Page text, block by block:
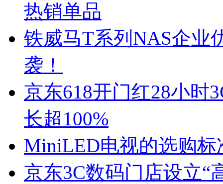
热销单品
铁威马T系列NAS企业
袭！
京东618开门红28小时
长超100%
MiniLED电视的选购
京东3C数码门店设立“